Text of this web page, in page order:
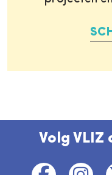
Volg VLIZ